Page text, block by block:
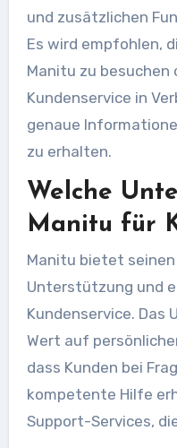
und zusätzlichen
Es wird empfohlen,
Manitu zu
Kundenservice in
genaue
zu erhalten.
Welche
Manitu für
Manitu bietet
Unterstützung und
Kundenservice. Das
Wert auf
dass Kunden bei
kompetente Hilfe
Support-Services,